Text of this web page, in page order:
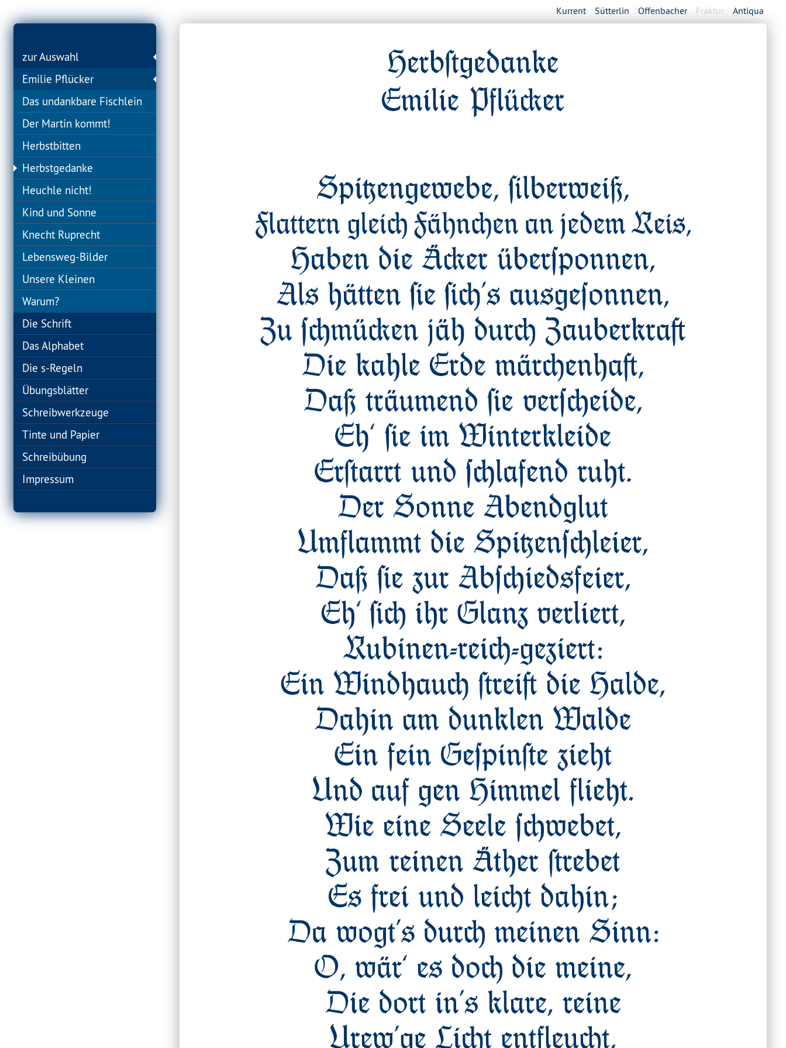
Kurrent Sütterlin Offenbacher Fraktur Antiqua
zur Auswahl
Emilie Pflücker
Das undankbare Fischlein
Der Martin kommt!
Herbstbitten
Herbstgedanke
Heuchle nicht!
Kind und Sonne
Knecht Ruprecht
Lebensweg-Bilder
Unsere Kleinen
Warum?
Die Schrift
Das Alphabet
Die s-Regeln
Übungsblätter
Schreibwerkzeuge
Tinte und Papier
Schreibübung
Impressum